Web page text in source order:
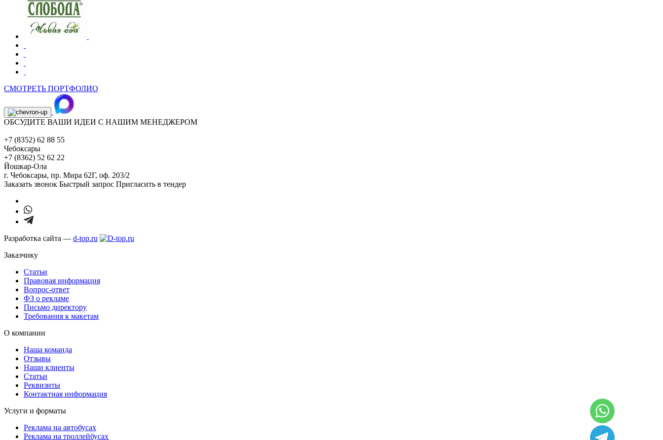
СМОТРЕТЬ ПОРТФОЛИО
ОБСУДИТЕ ВАШИ ИДЕИ С НАШИМ МЕНЕДЖЕРОМ
+7 (8352) 62 88 55
Чебоксары
+7 (8362) 52 62 22
Йошкар-Ола
г. Чебоксары, пр. Мира 62Г, оф. 203/2
Заказать звонок Быстрый запрос Пригласить в тендер
Разработка сайта — d-top.ru
Заказчику
Статьи
Правовая информация
Вопрос-ответ
ФЗ о рекламе
Письмо директору
Требования к макетам
О компании
Наша команда
Отзывы
Наши клиенты
Статьи
Реквизиты
Контактная информация
Услуги и форматы
Реклама на автобусах
Реклама на троллейбусах